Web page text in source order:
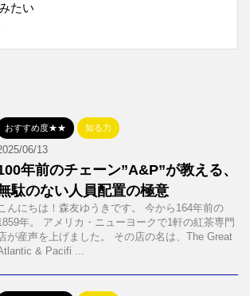
たい
おすすめ度★★ 知る力
06/13
年前のチェーン”A&P”が教える、
駄のない人員配置の極意
んにちは！森友ゆうきです。 今から164年前の
年。 アメリカ・ニューヨークで1軒の紅茶専門
が産声を上げました。 その店の名は、The Great
& Pacifi ...